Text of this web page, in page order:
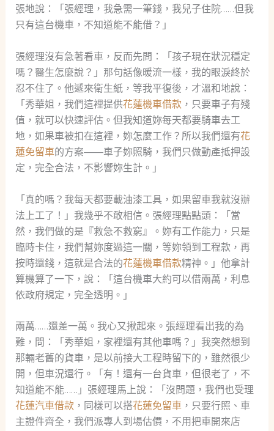
張地說：「張經理，我急需一筆錢，我兒子住院……但我
只有這台機車，不知道能不能借？」
張經理沒有急著看車，反而先問：「孩子現在狀況穩定
嗎？醫生怎麼說？」那句話像暖流一樣，我的眼淚終於
忍不住了。他遞來衛生紙，等我平復後，才溫和地說：
「秀華姐，我們這裡提供花蓮機車借款 ，只要車子有殘
值，就可以快速評估。但我知道妳每天都要騎車去工
地，如果車被扣在這裡，妳怎麼工作？所以我們還有花
蓮免留車的方案——車子妳照騎，我們只做動產抵押設
定，完全合法，不影響妳生計。」
「真的嗎？我每天都要載油漆工具，如果留車我就沒辦
法上工了！」我幾乎不敢相信。張經理點點頭：「當
然，我們做的是『救急不救窮』。妳有工作能力，只是
臨時卡住，我們幫妳度過這一關，等妳領到工程款，再
按時還錢，這就是合法的花蓮機車借款精神。」他拿計
算機算了一下，說：「這台機車大約可以借兩萬，利息
依政府規定，完全透明。」
兩萬……還差一萬。我心又揪起來。張經理看出我的為
難，問：「秀華姐，家裡還有其他車嗎？」我突然想到
那輛老舊的貨車，是以前接大工程時留下的，雖然很少
開，但車況還行。「有！還有一台貨車，但很老了，不
知道能不能……」張經理馬上說：「沒問題，我們也受理
花蓮汽車借款 ，同樣可以搭花蓮免留車，只要行照、車
主證件齊全，我們派專人到場估價，不用把車開來店